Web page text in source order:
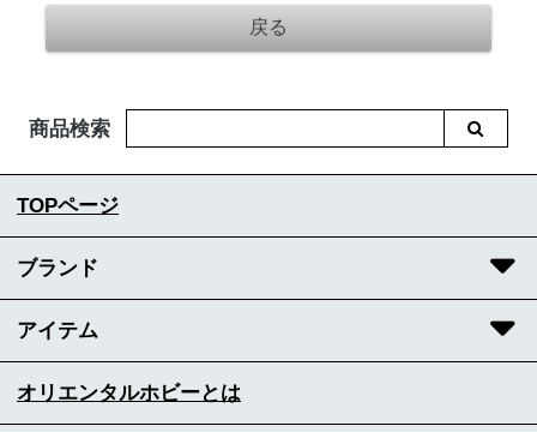
商品検索
TOPページ
ブランド
アイテム
オリエンタルホビーとは